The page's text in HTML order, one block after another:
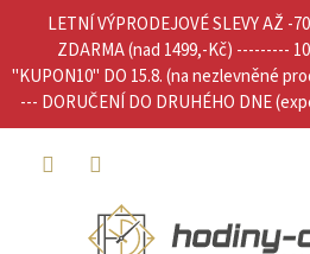
LETNÍ VÝPRODEJOVÉ SLEVY AŽ -
ZDARMA (nad 1499,-Kč) ---------
"KUPON10" DO 15.8. (na nezlevněné
--- DORUČENÍ DO DRUHÉHO DNE